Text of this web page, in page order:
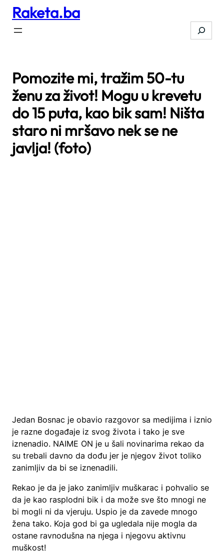
Skip
content
Raketa.ba
Search
Pomozite mi, tražim 50-tu
ženu za život! Mogu u krevetu
do 15 puta, kao bik sam! Ništa
staro ni mršavo nek se ne
javlja! (foto)
Jedan Bosnac je obavio razgovor sa medijima i iznio
je razne događaje iz svog života i tako je sve
iznenadio. NAIME ON je u šali novinarima rekao da
su trebali davno da dođu jer je njegov život toliko
zanimljiv da bi se iznenadili.
Rekao je da je jako zanimljiv muškarac i pohvalio se
da je kao rasplodni bik i da može sve što mnogi ne
bi mogli ni da vjeruju. Uspio je da zavede mnogo
žena tako. Koja god bi ga ugledala nije mogla da
ostane ravnodušna na njega i njegovu aktivnu
muškost!